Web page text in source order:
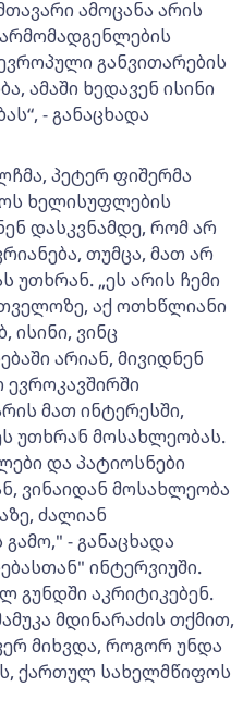
ამოცანა არის
განვითარების
ამაში ხედავენ ისინი
- განაცხადა
პეტერ ფიშერმა
ხელისუფლების
დასკვნამდე, რომ არ
თუმცა, მათ არ
უთხრან. „ეს არის ჩემი
აქ ოთხწლიანი
ისინი, ვინც
არიან, მივიდნენ
მათ ინტერესში,
უთხრან მოსახლეობას.
და პატიოსნები
ვინაიდან მოსახლეობა
ძალიან
- განაცხადა
ინტერვიუში.
გუნდში აკრიტიკებენ.
მდინარაძის თქმით,
მიხვდა, როგორ უნდა
ქართულ სახელმწიფოს